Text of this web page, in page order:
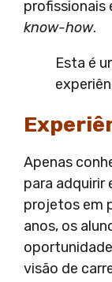
profissionais
know-how.
Esta é
Apenas
para adquirir
projetos em
anos, os
visão de